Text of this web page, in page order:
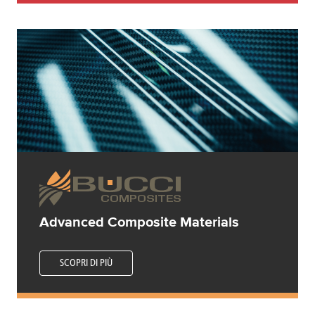
Advanced Composite Materials
SCOPRI DI PIÙ